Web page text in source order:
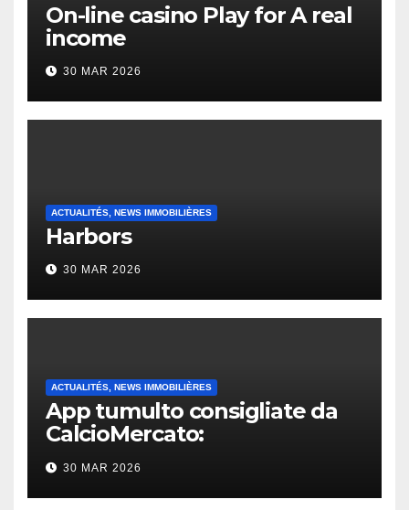
On-line casino Play for A real
income
30 MAR 2026
ACTUALITÉS, NEWS IMMOBILIÈRES
Harbors
30 MAR 2026
ACTUALITÉS, NEWS IMMOBILIÈRES
App tumulto consigliate da
CalcioMercato:
considerazione di gennaio
2026
30 MAR 2026